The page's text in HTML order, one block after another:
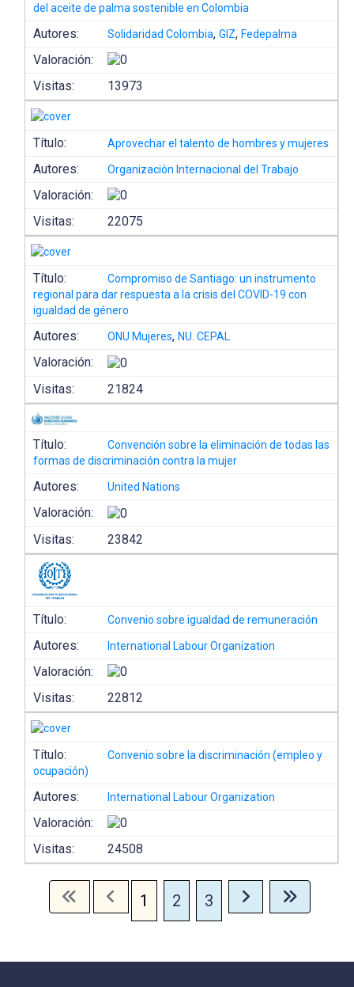
del aceite de palma sostenible en Colombia
Autores: Solidaridad Colombia,GIZ,Fedepalma
Valoración:
Visitas:
13973
Título: Aprovechar el talento de hombres y mujeres
Autores: Organización Internacional del Trabajo
Valoración:
Visitas:
22075
Título:
Compromiso de Santiago: un instrumento
regional para dar respuesta a la crisis del COVID-19 con
igualdad de género
Autores: ONU Mujeres,NU. CEPAL
Valoración:
Visitas:
21824
Título:
Convención sobre la eliminación de todas las
formas de discriminación contra la mujer
Autores: United Nations
Valoración:
Visitas:
23842
Título: Convenio sobre igualdad de remuneración
Autores: International Labour Organization
Valoración:
Visitas:
22812
Título:
Convenio sobre la discriminación (empleo y
ocupación)
Autores: International Labour Organization
Valoración:
Visitas:
24508
1 2 3